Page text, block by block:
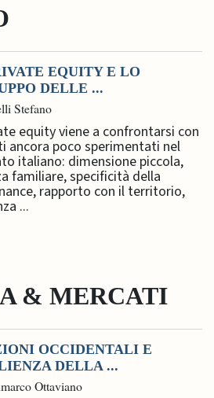
EQUITY E LO
DELLE ...
Stefano
equity viene a confrontarsi con
ancora poco sperimentati nel
italiano: dimensione piccola,
familiare, specificità della
rapporto con il territorio,
...
& MERCATI
OCCIDENTALI E
DELLA ...
Ottaviano